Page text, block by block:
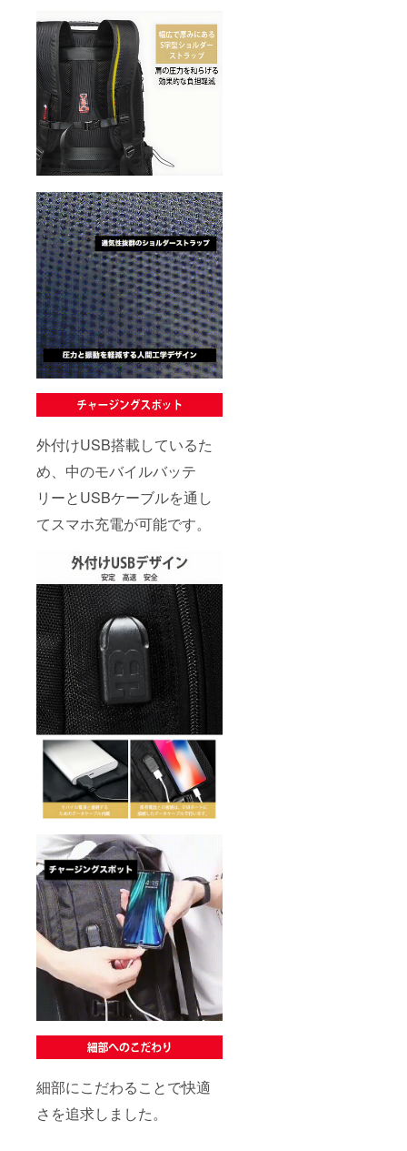
外付けUSB搭載しているた
め、中のモバイルバッテ
リーとUSBケーブルを通し
てスマホ充電が可能です。
細部にこだわることで快適
さを追求しました。